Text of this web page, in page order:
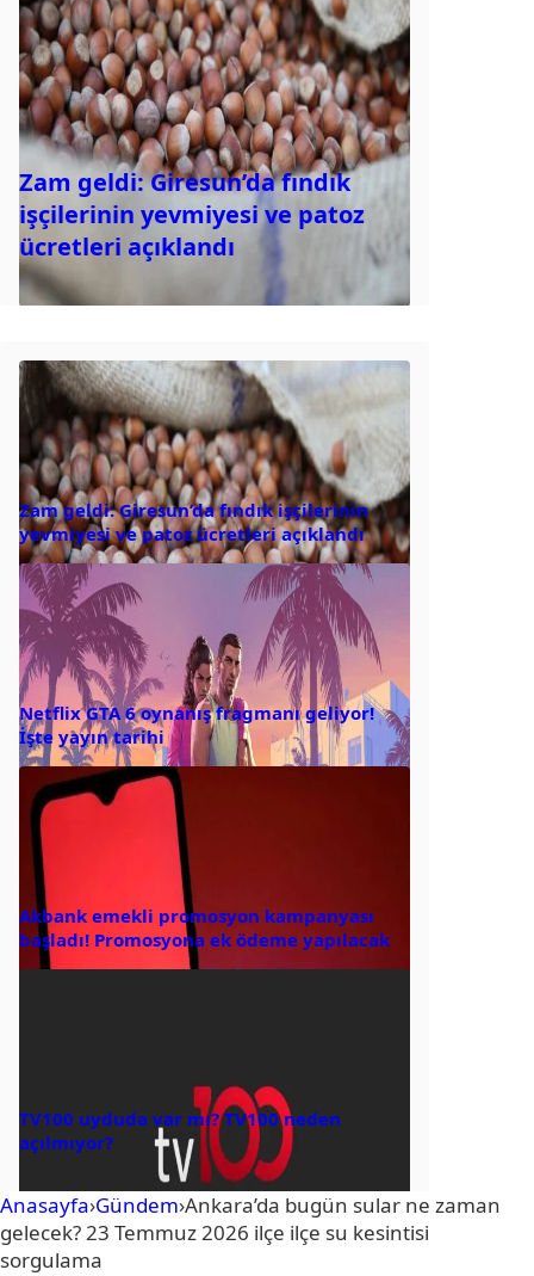
Zam geldi: Giresun’da fındık
işçilerinin yevmiyesi ve patoz
ücretleri açıklandı
Zam geldi: Giresun’da fındık işçilerinin
yevmiyesi ve patoz ücretleri açıklandı
Netflix GTA 6 oynanış fragmanı geliyor!
İşte yayın tarihi
Akbank emekli promosyon kampanyası
başladı! Promosyona ek ödeme yapılacak
TV100 uyduda var mı? TV100 neden
açılmıyor?
Anasayfa›Gündem›Ankara’da bugün sular ne zaman
gelecek? 23 Temmuz 2026 ilçe ilçe su kesintisi
sorgulama